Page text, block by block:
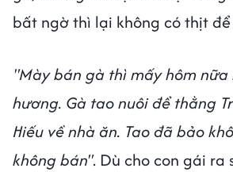
bất ngờ thì lại không có thịt
"Mày bán gà thì mấy hôm
hương. Gà tao nuôi để thằng
Hiếu về nhà ăn. Tao đã bảo
không bán". Dù cho con gái ra